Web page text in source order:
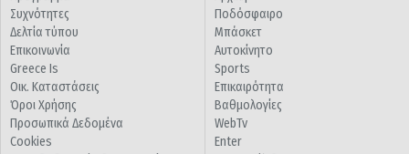
Συχνότητες
Δελτία τύπου
Επικοινωνία
Greece Is
Οικ. Καταστάσεις
Όροι Χρήσης
Προσωπικά Δεδομένα
Cookies
Ποδόσφαιρο
Μπάσκετ
Αυτοκίνητο
Sports
Επικαιρότητα
Βαθμολογίες
WebTv
Enter